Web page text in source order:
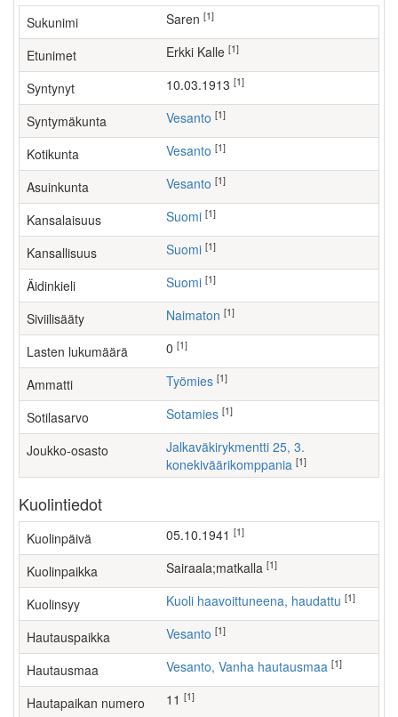
Sukunimi Saren [1]
Etunimet Erkki Kalle [1]
Syntynyt 10.03.1913 [1]
Syntymäkunta Vesanto [1]
Kotikunta Vesanto [1]
Asuinkunta Vesanto [1]
Kansalaisuus Suomi [1]
Kansallisuus Suomi [1]
Äidinkieli Suomi [1]
Siviilisääty Naimaton [1]
Lasten lukumäärä [1]
Ammatti työmies [1]
Sotilasarvo Sotamies [1]
Joukko-osasto
Jalkaväkirykmentti 25, 3.
konekiväärikomppania [1]
Kuolintiedot
Kuolinpäivä 05.10.1941 [1]
Kuolinpaikka sairaala;matkalla [1]
Kuolinsyy Kuoli haavoittuneena, haudattu [1]
Hautauspaikka Vesanto [1]
Hautausmaa Vesanto, Vanha hautausmaa [1]
Hautapaikan numero 11 [1]